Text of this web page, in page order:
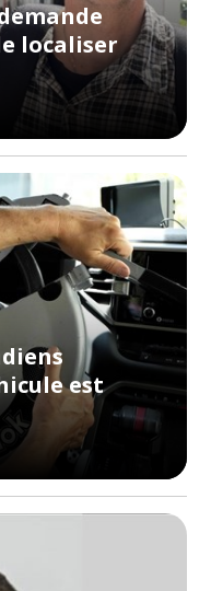
localiser
est